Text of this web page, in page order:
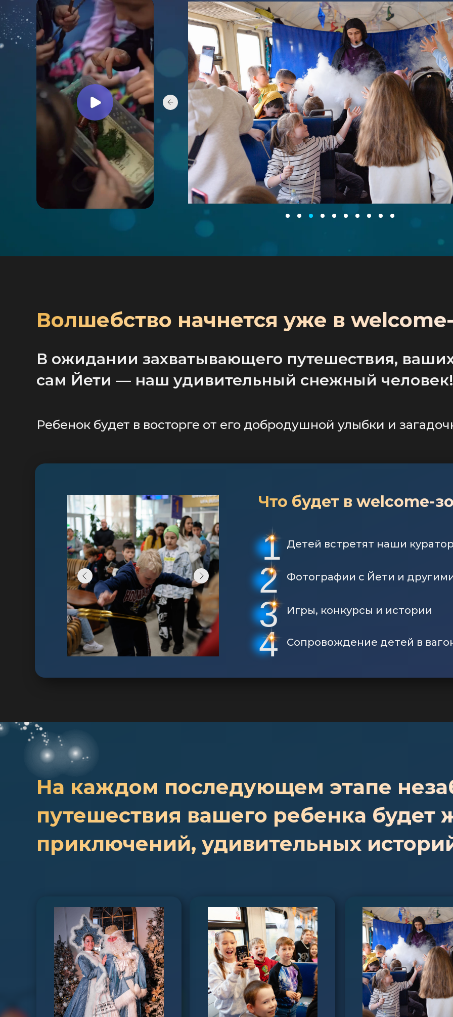
Волшебство начнется уже в
В ожидании захватывающего путешествия,
сам Йети — наш удивительный снежный человек!
Ребенок будет в восторге от его добродушной улыбки и
1
Что будет в welcome-
Детей встретят наши
Фотографии с Йети и
Игры, конкурсы и истории
Сопровождение детей в
2
3
4
На каждом последующем этапе
путешествия вашего ребенка будет
приключений, удивительных